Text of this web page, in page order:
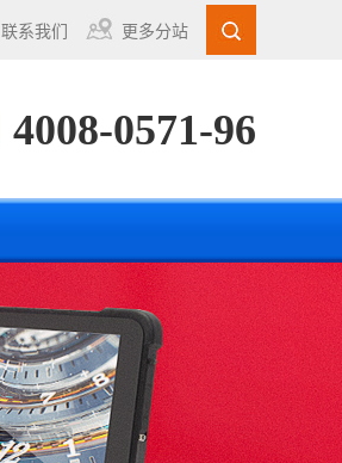
联系我们 更多分站
4008-0571-96